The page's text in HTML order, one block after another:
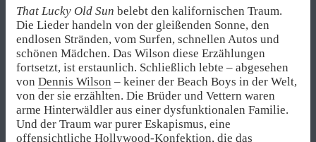
That Lucky Old Sun belebt den kalifornischen Traum.
Die Lieder handeln von der gleißenden Sonne, den
endlosen Stränden, vom Surfen, schnellen Autos und
schönen Mädchen. Das Wilson diese Erzählungen
fortsetzt, ist erstaunlich. Schließlich lebte – abgesehen
von Dennis Wilson – keiner der Beach Boys in der Welt,
von der sie erzählten. Die Brüder und Vettern waren
arme Hinterwäldler aus einer dysfunktionalen Familie.
Und der Traum war purer Eskapismus, eine
offensichtliche Hollywood-Konfektion, die das